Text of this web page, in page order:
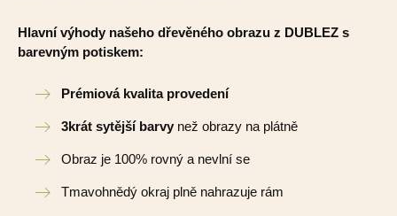
Hlavní výhody našeho dřevěného obrazu z DUBLEZ s
barevným potiskem:
Prémiová kvalita provedení
3krát sytější barvy než obrazy na plátně
Obraz je 100% rovný a nevlní se
Tmavohnědý okraj plně nahrazuje rám